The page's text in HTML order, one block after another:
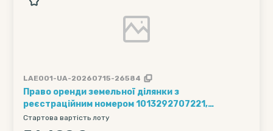
LAE001-UA-20260715-26584
Право оренди земельної ділянки з
реєстраційним номером 1013292707221,
кадастровий номер 0722183200:05:004:0877,
земельна ділянка загальною площею 1.5915 га,
Стартова вартість лоту